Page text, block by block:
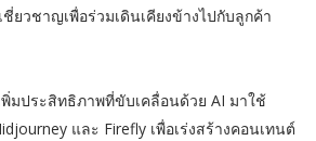
ชี่ยวชาญเพื่อร่วมเดินเคียงข้างไปกับลูกค้า
พิ่มประสิทธิภาพที่ขับเคลื่อนด้วย AI มาใช้
และ Firefly เพื่อเร่งสร้างคอนเทนต์